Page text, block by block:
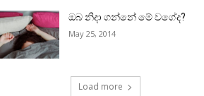
ඔබ නිදා ගන්නේ මේ වගේද?
May 25, 2014
Load more